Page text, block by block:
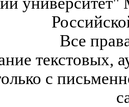
Все
текстовых,
с